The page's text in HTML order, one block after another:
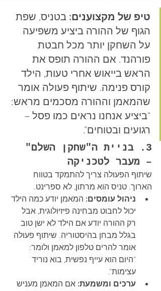
טיפ של מקצוענים: בטניס, שפת
הגוף של ההורה ביציע משפיעה
על השחקן יותר מכל חבטת
פורהנד. אם ההורה תופס את
הראש בייאוש אחרי טעות, הילד
קורס פנימה. שיתוף פעולה אומר
שהמאמן וההורה מסכמים מראש:
"ביציע אנחנו נראים כמו פסל –
רגועים ובטוחים".
3. בניית ה"שחקן השלם"
– מעבר לטכניקה
שיתוף הפעולה צריך להתמקד בטווח
הארוך. טניס הוא מרתון, לא ספרינט.
ניהול עומסים: המאמן יודע כמה הילד
יכול לחבוט מבחינה פיזיולוגית, אבל
רק ההורה יודע אם הילד לא ישן טוב
בגלל מבחן בהיסטוריה. שיתוף פעולה
אומר להרים טלפון למאמן ולומר:
"היום הוא עייף נפשית, בוא נוריד
עצימות".
ערכים ומשמעת: אם המאמן מעניש